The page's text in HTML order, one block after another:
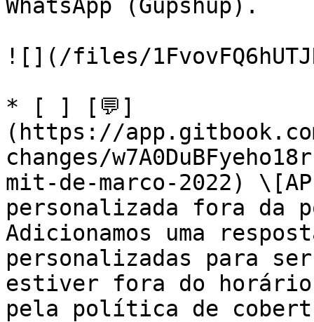
WhatsApp (Gupshup).
![](/files/
* [ ] [💬]
(https://app.gitbook.com/
changes/
mit-de-marco-2022)
personalizada fora da
Adicionamos uma
personalizadas para
estiver fora do horário
pela política de